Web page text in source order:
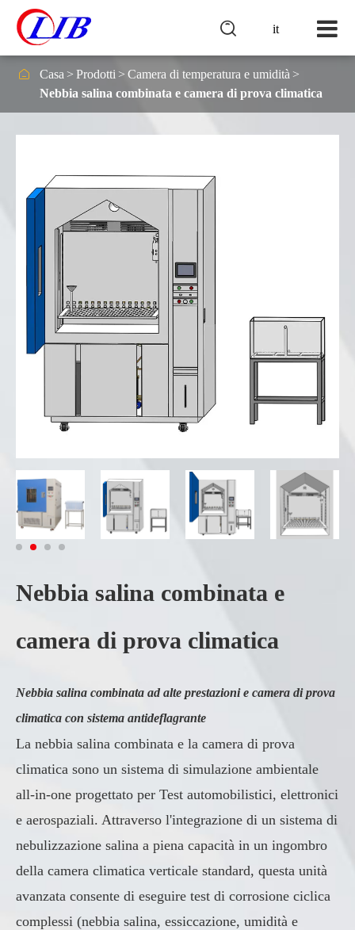
it

 Casa Prodotti
Camera di temperatura e umidità
Nebbia salina combinata e camera di prova climatica
Nebbia salina combinata e
camera di prova climatica
Nebbia salina combinata ad alte prestazioni e camera di prova
climatica con sistema antideflagrante
La nebbia salina combinata e la camera di prova
climatica sono un sistema di simulazione ambientale
all-in-one progettato per Test automobilistici, elettronici
e aerospaziali. Attraverso l'integrazione di un sistema di
nebulizzazione salina a piena capacità in un ingombro
della camera climatica verticale standard, questa unità
avanzata consente di eseguire test di corrosione ciclica
complessi (nebbia salina, essiccazione, umidità e